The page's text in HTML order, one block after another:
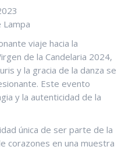
Lampa
viaje hacia la
de la Candelaria 2024,
y la gracia de la danza se
Este evento
y la autenticidad de la
única de ser parte de la
corazones en una muestra